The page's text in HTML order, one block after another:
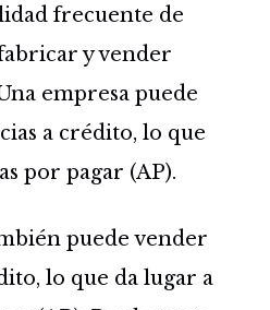
frecuente de
y vender
empresa puede
a crédito, lo que
por pagar (AP).
puede vender
lo que da lugar a